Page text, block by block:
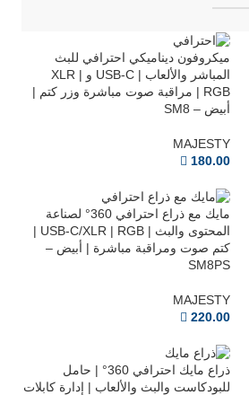
ميكروفون ديناميكي احترافي للبث
المباشر والألعاب | USB-C و XLR |
RGB | مراقبة صوت مباشرة وزر كتم |
أبيض – SM8
MAJESTY
180.00
مايك مع ذراع احترافي 360° لصناعة
المحتوى والبث | USB-C/XLR | RGB |
كتم صوت ومراقبة مباشرة | أبيض –
SM8PS
MAJESTY
220.00
ذراع مايك احترافي 360° | حامل
للبودكاست والبث والألعاب | إدارة كابلات